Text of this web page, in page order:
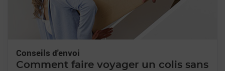
Conseils d'envoi
Comment faire voyager un colis sans